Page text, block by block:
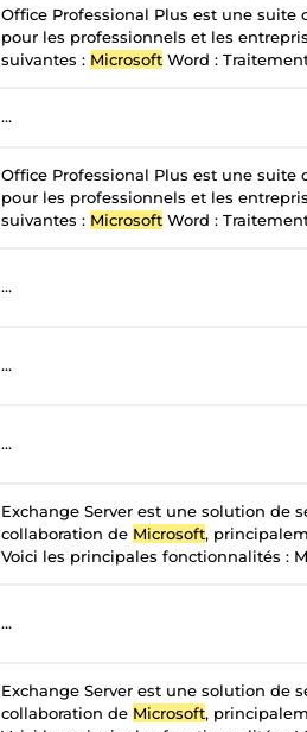
Office Professional Plus est une suite
pour les professionnels et les
suivantes : Microsoft Word :
...
Office Professional Plus est une suite
pour les professionnels et les
suivantes : Microsoft Word :
...
...
...
Exchange Server est une solution de
collaboration de Microsoft,
Voici les principales fonctionnalités :
...
Exchange Server est une solution de
collaboration de Microsoft,